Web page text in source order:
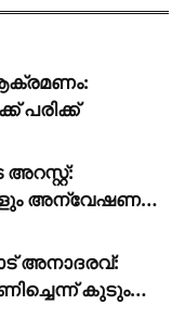
പരിക്ക്
അന്വേഷണ
അനാദരവ്:
കുടുംബം;
ഗുരുതര